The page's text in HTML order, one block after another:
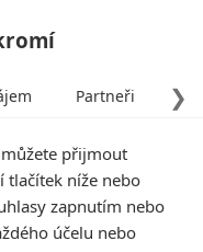
❯
Partneři
přijmout
tlačítek níže nebo
zapnutím nebo
účelu nebo